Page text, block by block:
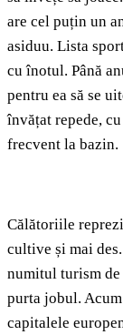
are cel puțin un
asiduu. Lista
cu înotul. Până
pentru ea să se
învățat repede,
frecvent la bazin.
Călătoriile
cultive și mai
numitul turism de
purta jobul.
capitalele